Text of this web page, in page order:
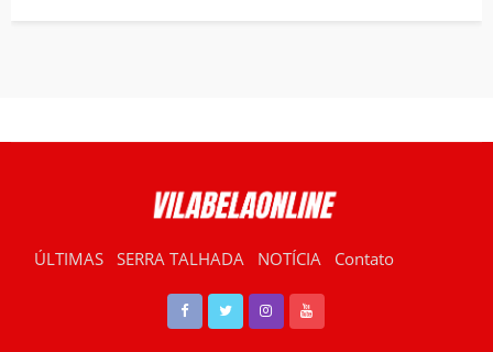
ÚLTIMAS SERRA TALHADA NOTÍCIA Contato